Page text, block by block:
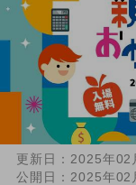
更新日： 2025年02
公開日： 2025年02